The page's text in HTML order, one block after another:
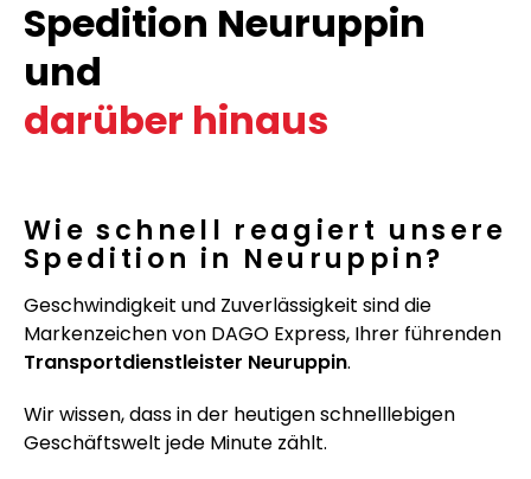
Spedition Neuruppin
und
darüber hinaus
Wie schnell reagiert unsere
Spedition in Neuruppin?
Geschwindigkeit und Zuverlässigkeit sind die
Markenzeichen von DAGO Express, Ihrer führenden
Transportdienstleister Neuruppin.
Wir wissen, dass in der heutigen schnelllebigen
Geschäftswelt jede Minute zählt.